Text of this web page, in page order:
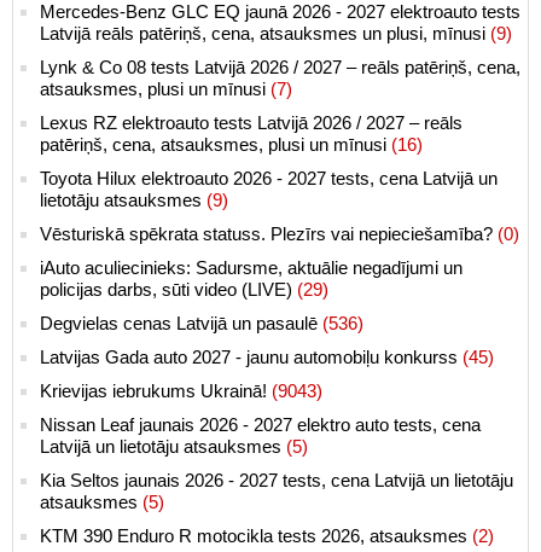
Mercedes-Benz GLC EQ jaunā 2026 - 2027 elektroauto tests
Latvijā reāls patēriņš, cena, atsauksmes un plusi, mīnusi (9)
Lynk & Co 08 tests Latvijā 2026 / 2027 – reāls patēriņš, cena,
atsauksmes, plusi un mīnusi (7)
Lexus RZ elektroauto tests Latvijā 2026 / 2027 – reāls
patēriņš, cena, atsauksmes, plusi un mīnusi (16)
Toyota Hilux elektroauto 2026 - 2027 tests, cena Latvijā un
lietotāju atsauksmes (9)
Vēsturiskā spēkrata statuss. Plezīrs vai nepieciešamība? (0)
iAuto aculiecinieks: Sadursme, aktuālie negadījumi un
policijas darbs, sūti video (LIVE) (29)
Degvielas cenas Latvijā un pasaulē (536)
Latvijas Gada auto 2027 - jaunu automobiļu konkurss (45)
Krievijas iebrukums Ukrainā! (9043)
Nissan Leaf jaunais 2026 - 2027 elektro auto tests, cena
Latvijā un lietotāju atsauksmes (5)
Kia Seltos jaunais 2026 - 2027 tests, cena Latvijā un lietotāju
atsauksmes (5)
KTM 390 Enduro R motocikla tests 2026, atsauksmes (2)